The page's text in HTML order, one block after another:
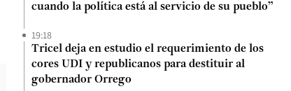
cuando la política está al servicio de su pueblo”
19:18
Tricel deja en estudio el requerimiento de los
cores UDI y republicanos para destituir al
gobernador Orrego